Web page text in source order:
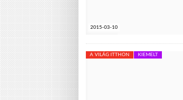
2015-03-10
A VILÁG ITTHON KIEMELT